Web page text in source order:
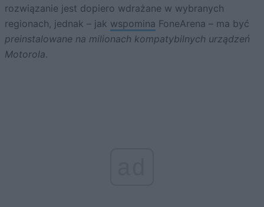
rozwiązanie jest dopiero wdrażane w wybranych
regionach, jednak – jak wspomina FoneArena – ma być
preinstalowane na milionach kompatybilnych urządzeń
Motorola.